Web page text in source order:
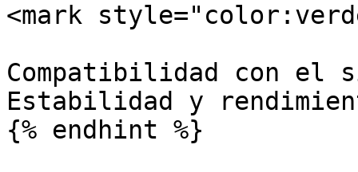
<mark
Compatibilidad con el
Estabilidad y
{% endhint %}